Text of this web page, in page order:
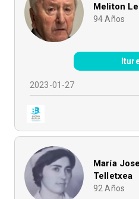
Meliton
94 Años
2023-01-27
María
Telletxea
92 Años